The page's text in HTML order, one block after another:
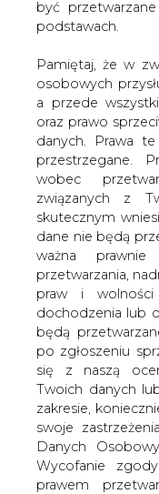
być
podstawach.
Pamiętaj, że w
osobowych
a przede
oraz prawo
danych. Prawa
przestrzegane.
wobec
związanych z
skutecznym
dane nie będą
ważna
przetwarzania,
praw i
dochodzenia lub
będą
po zgłoszeniu
się z naszą
Twoich danych
zakresie,
swoje
Danych
Wycofanie
prawem
zgodni ws.
śledczego
Stonawie
Polscy i
w sprawie
zespołu
w kopalni
grudnia
górników, w
powinna
najbliższych
nawet dniach.
Na temat
rozmawiali w piątek
Do jego
podpisania umowy.